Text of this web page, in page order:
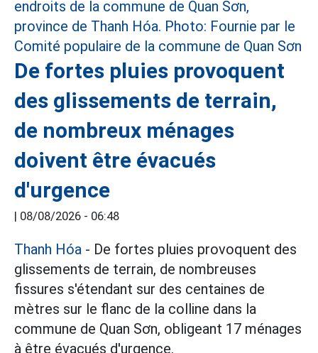
De fortes pluies provoquent
des glissements de terrain,
de nombreux ménages
doivent être évacués
d'urgence
| 08/08/2026 - 06:48
Thanh Hóa - De fortes pluies provoquent des
glissements de terrain, de nombreuses
fissures s'étendant sur des centaines de
mètres sur le flanc de la colline dans la
commune de Quan Sơn, obligeant 17 ménages
à être évacués d'urgence.